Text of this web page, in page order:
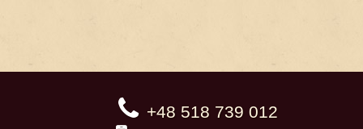
+48 518 739 012